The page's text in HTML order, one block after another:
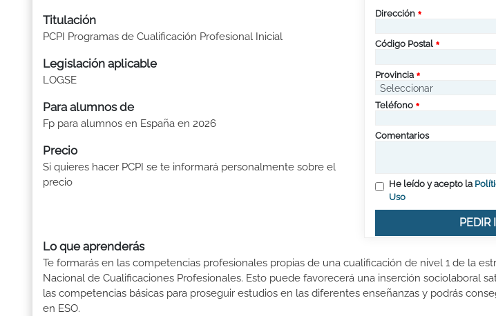
Titulación
PCPI Programas de Cualificación Profesional Inicial
Legislación aplicable
LOGSE
Para alumnos de
Fp para alumnos en España en 2026
Precio
Si quieres hacer PCPI se te informará personalmente sobre el
precio
Dirección
Código Postal
Provincia
Teléfono
Comentarios
He leído y acepto la
Uso
PEDIR
Lo que aprenderás
Te formarás en las competencias profesionales propias de una cualificación de nivel 1 de la
Nacional de Cualificaciones Profesionales. Esto puede favorecerá una inserción sociolaboral
las competencias básicas para proseguir estudios en las diferentes enseñanzas y podrás
en ESO.